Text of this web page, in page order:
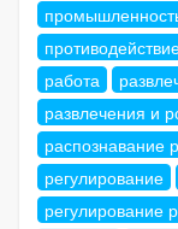
работа
развлечения и
распознавание
регулирование
регулирование